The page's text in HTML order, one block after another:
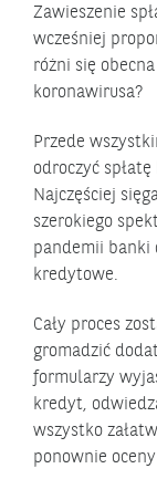
Zawieszenie
wcześniej
różni się
koronawirusa?
Przede
odroczyć
Najczęściej
szerokiego
pandemii banki
kredytowe.
Cały proces
gromadzić
formularzy
kredyt,
wszystko
ponownie